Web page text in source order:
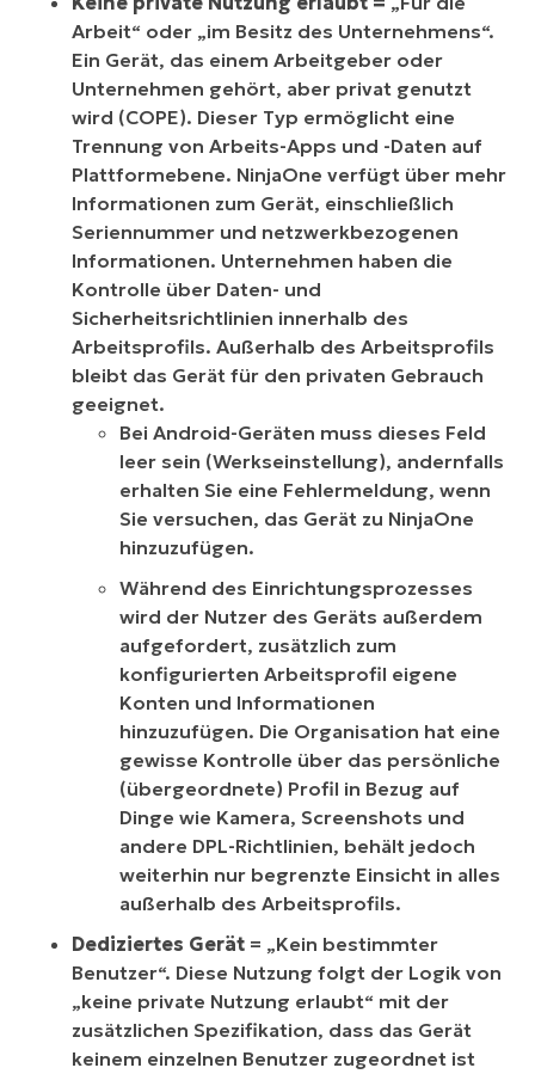
Arbeit“ oder „im Besitz des Unternehmens“.
Ein Gerät, das einem Arbeitgeber oder
Unternehmen gehört, aber privat genutzt
wird (COPE). Dieser Typ ermöglicht eine
Trennung von Arbeits-Apps und -Daten auf
Plattformebene. NinjaOne verfügt über mehr
Informationen zum Gerät, einschließlich
Seriennummer und netzwerkbezogenen
Informationen. Unternehmen haben die
Kontrolle über Daten- und
Sicherheitsrichtlinien innerhalb des
Arbeitsprofils. Außerhalb des Arbeitsprofils
bleibt das Gerät für den privaten Gebrauch
geeignet.
Bei Android-Geräten muss dieses Feld
leer sein (Werkseinstellung), andernfalls
erhalten Sie eine Fehlermeldung, wenn
Sie versuchen, das Gerät zu NinjaOne
hinzuzufügen.
Während des Einrichtungsprozesses
wird der Nutzer des Geräts außerdem
aufgefordert, zusätzlich zum
konfigurierten Arbeitsprofil eigene
Konten und Informationen
hinzuzufügen. Die Organisation hat eine
gewisse Kontrolle über das persönliche
(übergeordnete) Profil in Bezug auf
Dinge wie Kamera, Screenshots und
andere DPL-Richtlinien, behält jedoch
weiterhin nur begrenzte Einsicht in alles
außerhalb des Arbeitsprofils.
Dediziertes Gerät = „Kein bestimmter
Benutzer“. Diese Nutzung folgt der Logik von
„keine private Nutzung erlaubt“ mit der
zusätzlichen Spezifikation, dass das Gerät
keinem einzelnen Benutzer zugeordnet ist